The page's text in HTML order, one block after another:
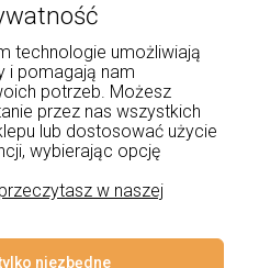
555 344
i dostawa
technologie umożliwiają
i pomagają nam
potrzeb. Możesz
przez nas wszystkich
lub dostosować użycie
wybierając opcję
w naszej
niezbędne